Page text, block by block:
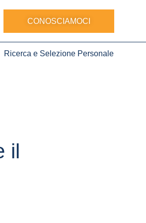
CONOSCIAMOCI
Ricerca e Selezione Personale
il